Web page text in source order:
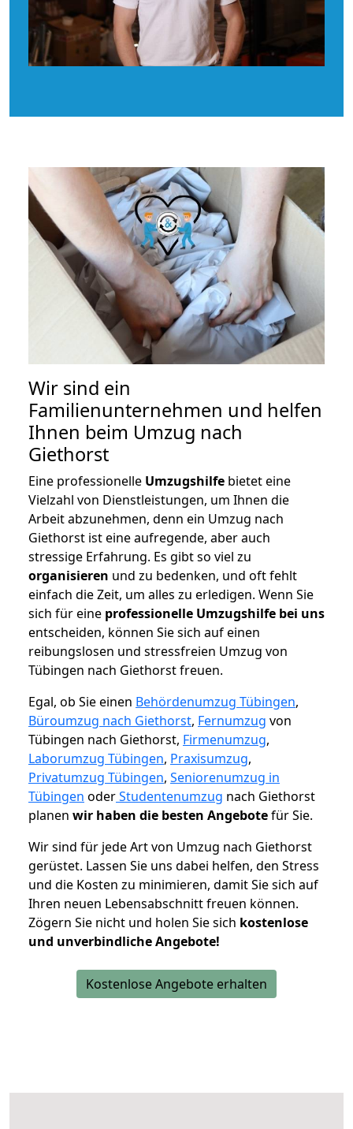
Wir sind ein
Familienunternehmen und helfen
Ihnen beim Umzug nach
Giethorst
Eine professionelle Umzugshilfe bietet eine
Vielzahl von Dienstleistungen, um Ihnen die
Arbeit abzunehmen, denn ein Umzug nach
Giethorst ist eine aufregende, aber auch
stressige Erfahrung. Es gibt so viel zu
organisieren und zu bedenken, und oft fehlt
einfach die Zeit, um alles zu erledigen. Wenn Sie
sich für eine professionelle Umzugshilfe bei uns
entscheiden, können Sie sich auf einen
reibungslosen und stressfreien Umzug von
Tübingen nach Giethorst freuen.
Egal, ob Sie einen Behördenumzug Tübingen,
Büroumzug nach Giethorst, Fernumzug von
Tübingen nach Giethorst, Firmenumzug,
Laborumzug Tübingen, Praxisumzug,
Privatumzug Tübingen, Seniorenumzug in
Tübingen oderStudentenumzug nach Giethorst
planen wir haben die besten Angebotefür Sie.
Wir sind für jede Art von Umzug nach Giethorst
gerüstet. Lassen Sie uns dabei helfen, den Stress
und die Kosten zu minimieren, damit Sie sich auf
Ihren neuen Lebensabschnitt freuen können.
Zögern Sie nicht und holen Sie sich kostenlose
und unverbindliche Angebote!
Kostenlose Angebote erhalten